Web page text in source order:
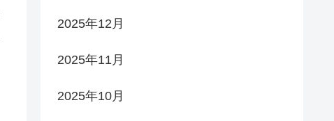
2025年12月
2025年11月
2025年10月